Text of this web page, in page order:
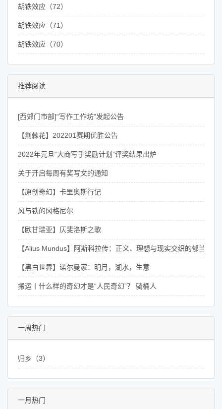
胡铁效应（72）
胡铁效应（71）
胡铁效应（70）
推荐阅读
[西郊门市部]“写作工作坊”发起公告
【荆棘花】202201赛期优胜公告
2022年元旦“大商写手奖励计划”评奖结果出炉
关于开启每周有奖写文的通知
【原创奇幻】卡里奥斯行记
风与铁的冈格尼尔
【欧甘瑞亚】仄斐洛斯之歌
【Alius Mundus】阿斯科拉传：正义、理想与现实交织的郁兰骑士
【黑白世界】诺尔曼家：明月，湖水，生意
搬运丨什么样的奇幻才是“人民奇幻”？ 骑桶人
一周热门
归乡（3）
一月热门